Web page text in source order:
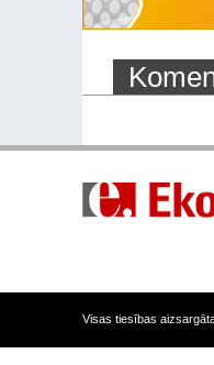
Visas tiesības